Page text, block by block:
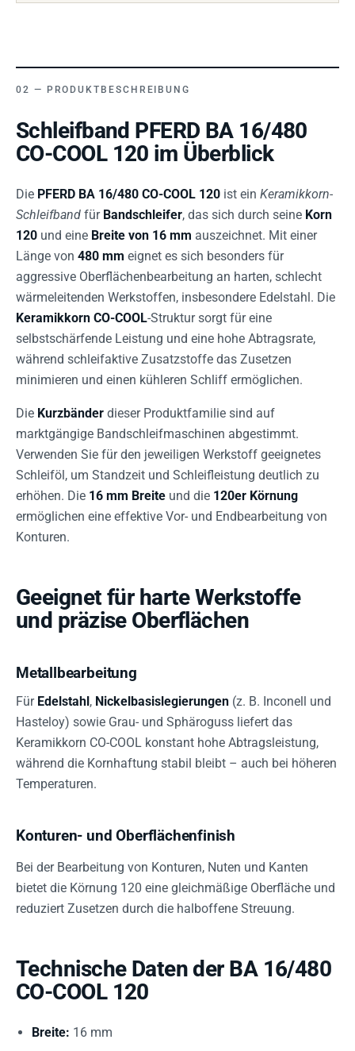
PRODUKTBESCHREIBUNG
Schleifband PFERD BA 16/480
CO-COOL 120 im Überblick
Die PFERD BA 16/480 CO-COOL 120 ist ein Keramikkorn-
Schleifband für Bandschleifer, das sich durch seine Korn
120 und eine Breite von 16 mm auszeichnet. Mit einer
Länge von 480 mm eignet es sich besonders für
aggressive Oberflächenbearbeitung an harten, schlecht
wärmeleitenden Werkstoffen, insbesondere Edelstahl. Die
Keramikkorn CO-COOL-Struktur sorgt für eine
selbstschärfende Leistung und eine hohe Abtragsrate,
während schleifaktive Zusatzstoffe das Zusetzen
minimieren und einen kühleren Schliff ermöglichen.
Die Kurzbänder dieser Produktfamilie sind auf
marktgängige Bandschleifmaschinen abgestimmt.
Verwenden Sie für den jeweiligen Werkstoff geeignetes
Schleiföl, um Standzeit und Schleifleistung deutlich zu
erhöhen. Die 16 mm Breite und die 120er Körnung
ermöglichen eine effektive Vor- und Endbearbeitung von
Konturen.
Geeignet für harte Werkstoffe
und präzise Oberflächen
Metallbearbeitung
Für Edelstahl, Nickelbasislegierungen (z. B. Inconell und
Hasteloy) sowie Grau- und Sphäroguss liefert das
Keramikkorn CO-COOL konstant hohe Abtragsleistung,
während die Kornhaftung stabil bleibt – auch bei höheren
Temperaturen.
Konturen- und Oberflächenfinish
Bei der Bearbeitung von Konturen, Nuten und Kanten
bietet die Körnung 120 eine gleichmäßige Oberfläche und
reduziert Zusetzen durch die halboffene Streuung.
Technische Daten der BA 16/480
CO-COOL 120
Breite: 16 mm